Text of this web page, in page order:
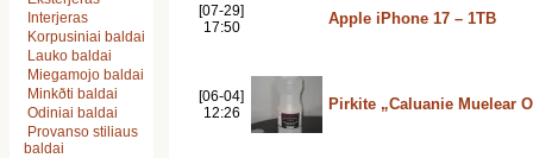
Interjeras
Korpusiniai baldai
Lauko baldai
Miegamojo baldai
Minkðti baldai
Odiniai baldai
Provanso stiliaus
baldai
[07-29]
17:50
Apple iPhone 17 – 1TB
[06-04]
12:26
Pirkite „Caluanie Muelear